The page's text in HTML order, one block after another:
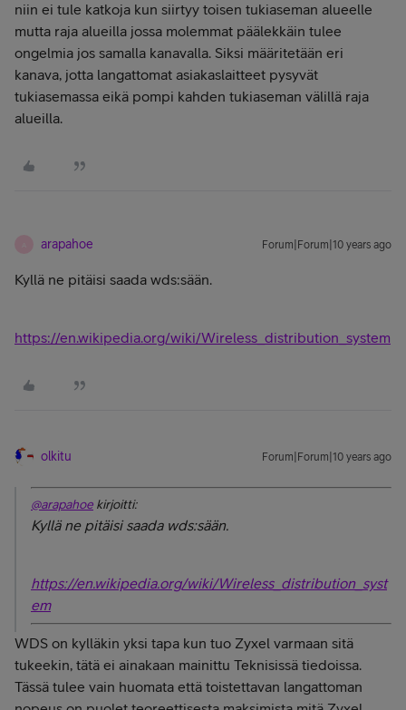
niin ei tule katkoja kun siirtyy toisen tukiaseman alueelle
mutta raja alueilla jossa molemmat päälekkäin tulee
ongelmia jos samalla kanavalla. Siksi määritetään eri
kanava, jotta langattomat asiakaslaitteet pysyvät
tukiasemassa eikä pompi kahden tukiaseman välillä raja
alueilla.
arapahoe Forum|Forum|10 years ago
Kyllä ne pitäisi saada wds:sään.
https://en.wikipedia.org/wiki/Wireless_distribution_system
olkitu Forum|Forum|10 years ago
@arapahoe kirjoitti:
Kyllä ne pitäisi saada wds:sään.
https://en.wikipedia.org/wiki/Wireless_distribution_syst
em
WDS on kylläkin yksi tapa kun tuo Zyxel varmaan sitä
tukeekin, tätä ei ainakaan mainittu Teknisissä tiedoissa.
Tässä tulee vain huomata että toistettavan langattoman